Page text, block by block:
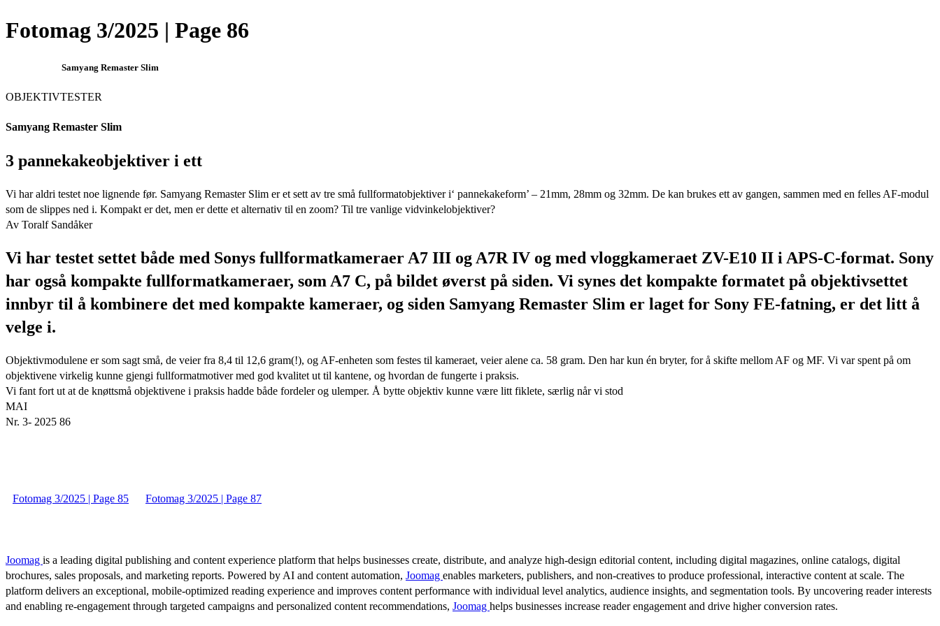
Fotomag 3/2025 | Page 86
Samyang Remaster Slim
OBJEKTIVTESTER
Samyang Remaster Slim
3 pannekakeobjektiver i ett
Vi har aldri testet noe lignende før. Samyang Remaster Slim er et sett av tre små fullformatobjektiver i‘ pannekakeform’ – 21mm, 28mm og 32mm. De kan brukes ett av gangen, sammen med en felles AF-modul
som de slippes ned i. Kompakt er det, men er dette et alternativ til en zoom? Til tre vanlige vidvinkelobjektiver?
Av Toralf Sandåker
Vi har testet settet både med Sonys fullformatkameraer A7 III og A7R IV og med vloggkameraet ZV-E10 II i APS-C-format. Sony
har også kompakte fullformatkameraer, som A7 C, på bildet øverst på siden. Vi synes det kompakte formatet på objektivsettet
innbyr til å kombinere det med kompakte kameraer, og siden Samyang Remaster Slim er laget for Sony FE-fatning, er det litt å
velge i.
Objektivmodulene er som sagt små, de veier fra 8,4 til 12,6 gram(!), og AF-enheten som festes til kameraet, veier alene ca. 58 gram. Den har kun én bryter, for å skifte mellom AF og MF. Vi var spent på om
objektivene virkelig kunne gjengi fullformatmotiver med god kvalitet ut til kantene, og hvordan de fungerte i praksis.
Vi fant fort ut at de knøttsmå objektivene i praksis hadde både fordeler og ulemper. Å bytte objektiv kunne være litt fiklete, særlig når vi stod
MAI
Nr. 3- 2025 86
Fotomag 3/2025 | Page 85 Fotomag 3/2025 | Page 87
Joomag is a leading digital publishing and content experience platform that helps businesses create, distribute, and analyze high-design editorial content, including digital magazines, online catalogs, digital
brochures, sales proposals, and marketing reports. Powered by AI and content automation, Joomag enables marketers, publishers, and non-creatives to produce professional, interactive content at scale. The
platform delivers an exceptional, mobile-optimized reading experience and improves content performance with individual level analytics, audience insights, and segmentation tools. By uncovering reader interests
and enabling re-engagement through targeted campaigns and personalized content recommendations, Joomag helps businesses increase reader engagement and drive higher conversion rates.